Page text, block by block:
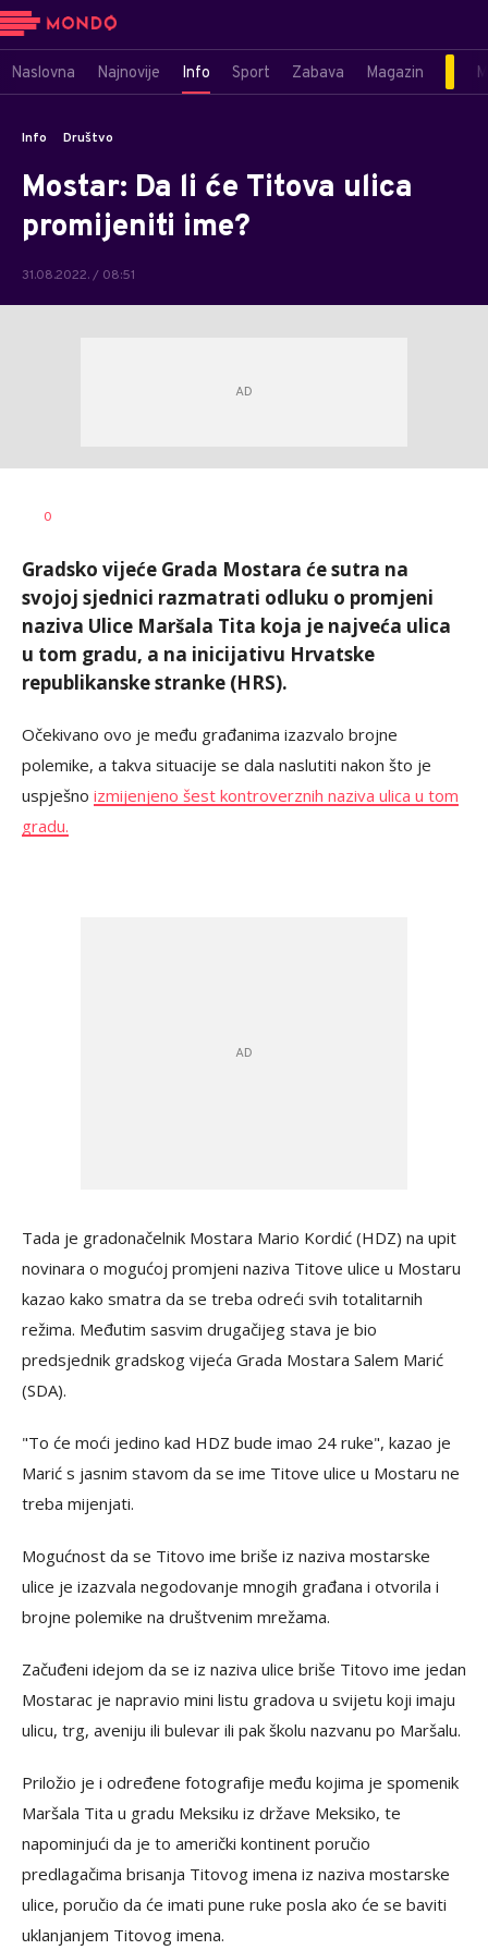
Naslovna Najnovije Info Sport Zabava Magazin
Info Društvo
Mostar: Da li će Titova ulica
promijeniti ime?
31.08.2022. / 08:51
AUTOR
0
Gradsko vijeće Grada Mostara će sutra na
svojoj sjednici razmatrati odluku o promjeni
naziva Ulice Maršala Tita koja je najveća ulica
u tom gradu, a na inicijativu Hrvatske
republikanske stranke (HRS).
Očekivano ovo je među građanima izazvalo brojne
polemike, a takva situacije se dala naslutiti nakon što je
uspješno izmijenjeno šest kontroverznih naziva ulica u tom
gradu.
Tada je gradonačelnik Mostara Mario Kordić (HDZ) na upit
novinara o mogućoj promjeni naziva Titove ulice u Mostaru
kazao kako smatra da se treba odreći svih totalitarnih
režima. Međutim sasvim drugačijeg stava je bio
predsjednik gradskog vijeća Grada Mostara Salem Marić
(SDA).
"To će moći jedino kad HDZ bude imao 24 ruke", kazao je
Marić s jasnim stavom da se ime Titove ulice u Mostaru ne
treba mijenjati.
Mogućnost da se Titovo ime briše iz naziva mostarske
ulice je izazvala negodovanje mnogih građana i otvorila i
brojne polemike na društvenim mrežama.
Začuđeni idejom da se iz naziva ulice briše Titovo ime jedan
Mostarac je napravio mini listu gradova u svijetu koji imaju
ulicu, trg, aveniju ili bulevar ili pak školu nazvanu po Maršalu.
Priložio je i određene fotografije među kojima je spomenik
Maršala Tita u gradu Meksiku iz države Meksiko, te
napominjući da je to američki kontinent poručio
predlagačima brisanja Titovog imena iz naziva mostarske
ulice, poručio da će imati pune ruke posla ako će se baviti
uklanjanjem Titovog imena.